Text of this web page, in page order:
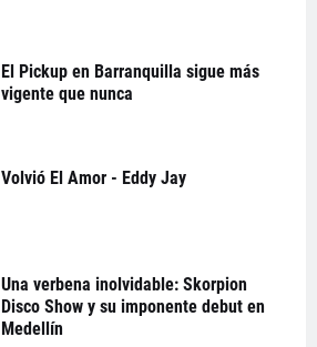
El Pickup en Barranquilla sigue más
vigente que nunca
Volvió El Amor - Eddy Jay
Una verbena inolvidable: Skorpion
Disco Show y su imponente debut en
Medellín